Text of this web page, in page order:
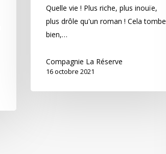
Quelle vie ! Plus riche, plus inouïe,
plus drôle qu'un roman ! Cela tombe
bien,…
Compagnie La Réserve
16 octobre 2021